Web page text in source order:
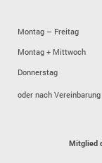
Montag – Freitag
Montag + Mittwoch
Donnerstag
oder nach Vereinbarung
Mitglied